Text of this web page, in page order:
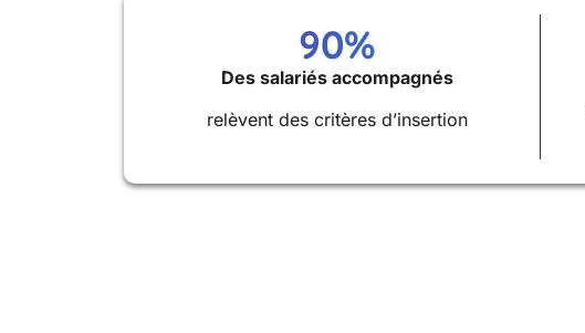
90%
Des salariés accompagnés
relèvent des critères d’insertion